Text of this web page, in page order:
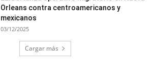
Orleans contra centroamericanos y
mexicanos
03/12/2025
Cargar más